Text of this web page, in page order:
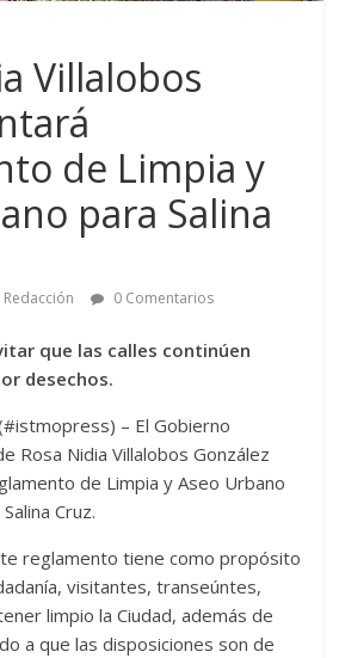
Villalobos
de Limpia y
para Salina
Redacción 0 Comentarios
que las calles continúen
desechos.
– El Gobierno
Rosa Nidia Villalobos González
de Limpia y Aseo Urbano
Cruz.
reglamento tiene como propósito
visitantes, transeúntes,
limpio la Ciudad, además de
a que las disposiciones son de